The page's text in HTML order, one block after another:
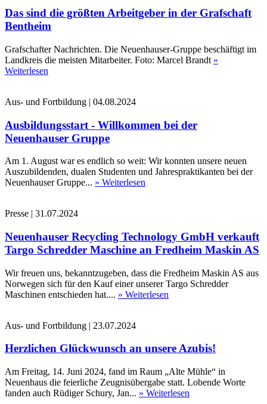
Das sind die größten Arbeitgeber in der Grafschaft
Bentheim
Grafschafter Nachrichten. Die Neuenhauser-Gruppe beschäftigt im
Landkreis die meisten Mitarbeiter. Foto: Marcel Brandt »
Weiterlesen
Aus- und Fortbildung | 04.08.2024
Ausbildungsstart - Willkommen bei der
Neuenhauser Gruppe
Am 1. August war es endlich so weit: Wir konnten unsere neuen
Auszubildenden, dualen Studenten und Jahrespraktikanten bei der
Neuenhauser Gruppe... » Weiterlesen
Presse | 31.07.2024
Neuenhauser Recycling Technology GmbH verkauft
Targo Schredder Maschine an Fredheim Maskin AS
Wir freuen uns, bekanntzugeben, dass die Fredheim Maskin AS aus
Norwegen sich für den Kauf einer unserer Targo Schredder
Maschinen entschieden hat.... » Weiterlesen
Aus- und Fortbildung | 23.07.2024
Herzlichen Glückwunsch an unsere Azubis!
Am Freitag, 14. Juni 2024, fand im Raum „Alte Mühle“ in
Neuenhaus die feierliche Zeugnisübergabe statt. Lobende Worte
fanden auch Rüdiger Schury, Jan... » Weiterlesen